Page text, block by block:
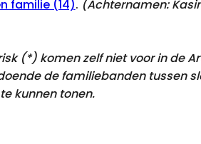
familie (14). (Achternamen:
(*) komen zelf niet voor in de
de familiebanden tussen
kunnen tonen.